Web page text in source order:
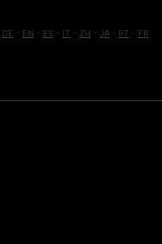
DE EN ES IT ZH JA PT FR